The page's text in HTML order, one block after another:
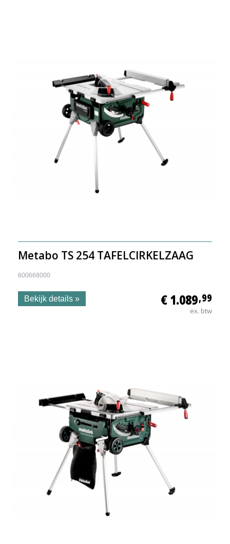
Metabo TS 254 TAFELCIRKELZAAG
600668000
€ 1.089,99
ex. btw
Bekijk details »